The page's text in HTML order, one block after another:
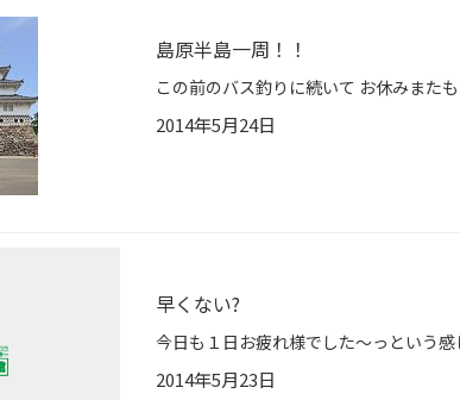
島原半島一周！！
2014年5月24日
早くない?
2014年5月23日